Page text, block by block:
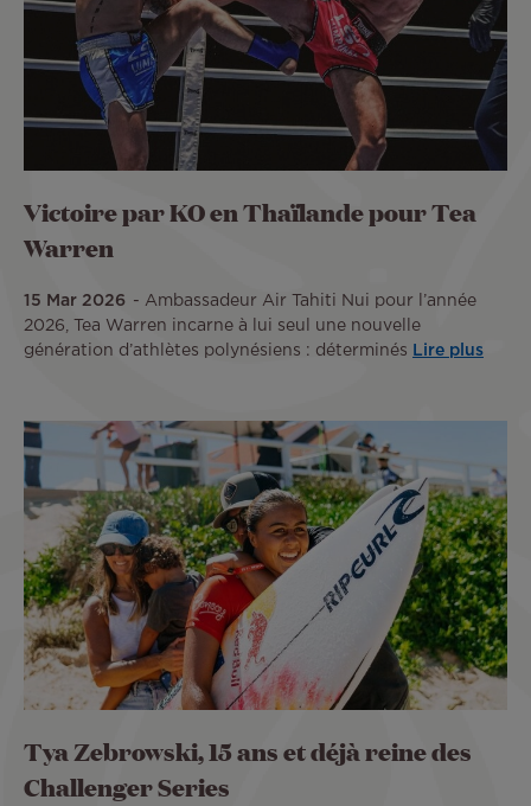
Victoire par KO en Thaïlande pour Tea
Warren
15 Mar 2026
Ambassadeur Air Tahiti Nui pour l’année
2026, Tea Warren incarne à lui seul une nouvelle
génération d’athlètes polynésiens : déterminés
Lire plus
Tya Zebrowski, 15 ans et déjà reine des
Challenger Series